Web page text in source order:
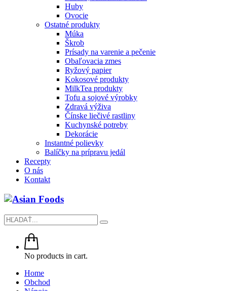
Huby
Ovocie
Ostatné produkty
Múka
Škrob
Prísady na varenie a pečenie
Obaľovacia zmes
Ryžový papier
Kokosové produkty
MilkTea produkty
Tofu a sojové výrobky
Zdravá výživa
Čínske liečivé rastliny
Kuchynské potreby
Dekorácie
Instantné polievky
Balíčky na prípravu jedál
Recepty
O nás
Kontakt
No products in cart.
Home
Obchod